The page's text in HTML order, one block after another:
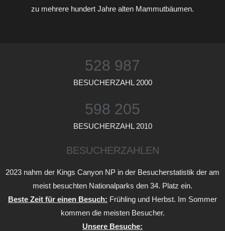
zu mehrere hundert Jahre alten Mammutbäumen.
BESUCHERZAHL 2000
528 987
BESUCHERZAHL 2010
598 205
BESUCHERZAHLEN
2023 nahm der Kings Canyon NP in der Besucherstatistik der am
meist besuchten Nationalparks den 34. Platz ein.
Beste Zeit für einen Besuch: Frühling und Herbst. Im Sommer
kommen die meisten Besucher.
Unsere Besuche: